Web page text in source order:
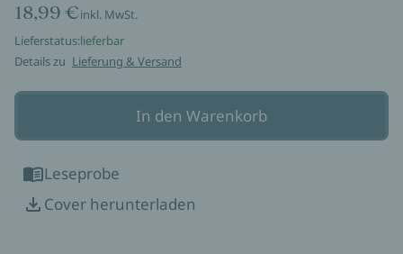
18,99 €inkl. MwSt.
Lieferstatus:lieferbar
Details zu Lieferung & Versand
In den Warenkorb
Leseprobe
Cover herunterladen